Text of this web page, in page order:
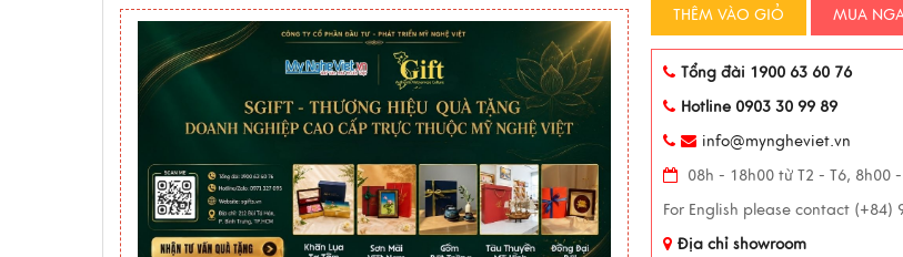
THÊM VÀO GIỎ MUA
Tổng đài 1900 63 60 76
Hotline 0903 30 99 89
info@myngheviet.vn
08h - 18h00 từ T2 - T6, 8h00
For English please contact (+84)
Địa chỉ showroom